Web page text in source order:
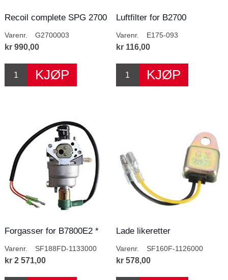
Recoil complete SPG 2700
Varenr. G2700003
kr 990,00
Luftfilter for B2700
Varenr. E175-093
kr 116,00
Forgasser for B7800E2 *
Varenr. SF188FD-1133000
kr 2 571,00
Lade likeretter
Varenr. SF160F-1126000
kr 578,00